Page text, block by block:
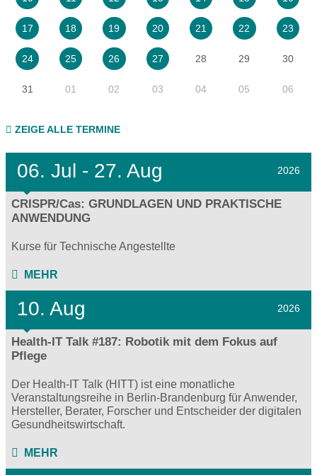
17 18 19 20 21 22 23
24 25 26 27 28 29 30
31 01 02 03 04 05 06
ZEIGE ALLE TERMINE
06. Jul - 27. Aug 2026
CRISPR/Cas: GRUNDLAGEN UND PRAKTISCHE
ANWENDUNG
Kurse für Technische Angestellte
MEHR
10. Aug 2026
Health-IT Talk #187: Robotik mit dem Fokus auf
Pflege
Der Health-IT Talk (HITT) ist eine monatliche
Veranstaltungsreihe in Berlin-Brandenburg für Anwender,
Hersteller, Berater, Forscher und Entscheider der digitalen
Gesundheitswirtschaft.
MEHR